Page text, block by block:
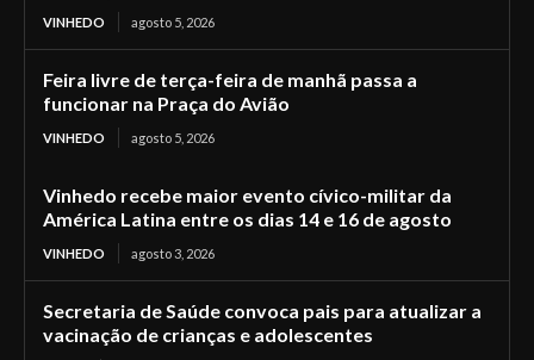
VINHEDO agosto 5, 2026
Feira livre de terça-feira de manhã passa a
funcionar na Praça do Avião
VINHEDO agosto 5, 2026
Vinhedo recebe maior evento cívico-militar da
América Latina entre os dias 14 e 16 de agosto
VINHEDO agosto 3, 2026
Secretaria de Saúde convoca pais para atualizar a
vacinação de crianças e adolescentes